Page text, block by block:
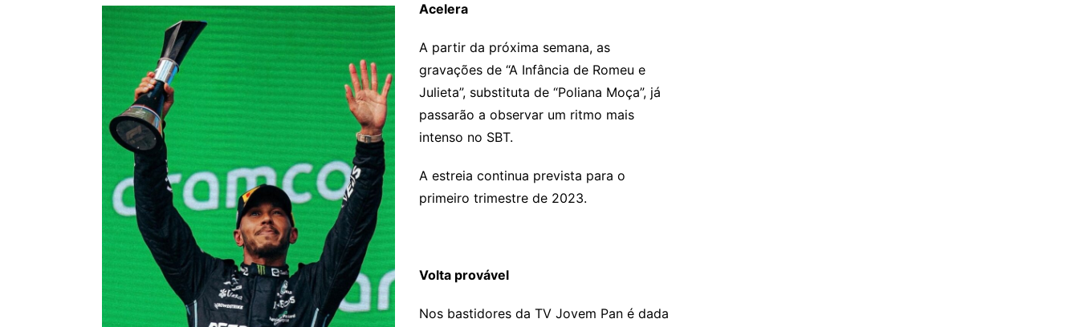
Acelera
A partir da próxima semana, as
gravações de “A Infância de Romeu e
Julieta”, substituta de “Poliana Moça”, já
passarão a observar um ritmo mais
intenso no SBT.
A estreia continua prevista para o
primeiro trimestre de 2023.
Volta provável
Nos bastidores da TV Jovem Pan é dada